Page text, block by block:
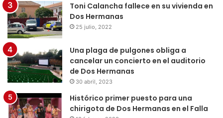
Toni Calancha fallece en su vivienda en
Dos Hermanas
25 julio, 2022
Una plaga de pulgones obliga a
cancelar un concierto en el auditorio
de Dos Hermanas
30 abril, 2023
Histórico primer puesto para una
chirigota de Dos Hermanas en el Falla